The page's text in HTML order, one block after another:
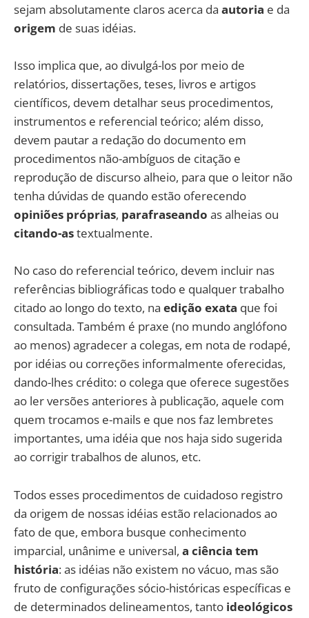
sejam absolutamente claros acerca da autoria e da
origem de suas idéias.
Isso implica que, ao divulgá-los por meio de
relatórios, dissertações, teses, livros e artigos
científicos, devem detalhar seus procedimentos,
instrumentos e referencial teórico; além disso,
devem pautar a redação do documento em
procedimentos não-ambíguos de citação e
reprodução de discurso alheio, para que o leitor não
tenha dúvidas de quando estão oferecendo
opiniões próprias, parafraseando as alheias ou
citando-astextualmente.
No caso do referencial teórico, devem incluir nas
referências bibliográficas todo e qualquer trabalho
citado ao longo do texto, na edição exata que foi
consultada. Também é praxe (no mundo anglófono
ao menos) agradecer a colegas, em nota de rodapé,
por idéias ou correções informalmente oferecidas,
dando-lhes crédito: o colega que oferece sugestões
ao ler versões anteriores à publicação, aquele com
quem trocamos e-mails e que nos faz lembretes
importantes, uma idéia que nos haja sido sugerida
ao corrigir trabalhos de alunos, etc.
Todos esses procedimentos de cuidadoso registro
da origem de nossas idéias estão relacionados ao
fato de que, embora busque conhecimento
imparcial, unânime e universal, a ciência tem
história: as idéias não existem no vácuo, mas são
fruto de configurações sócio-históricas específicas e
de determinados delineamentos, tanto ideológicos